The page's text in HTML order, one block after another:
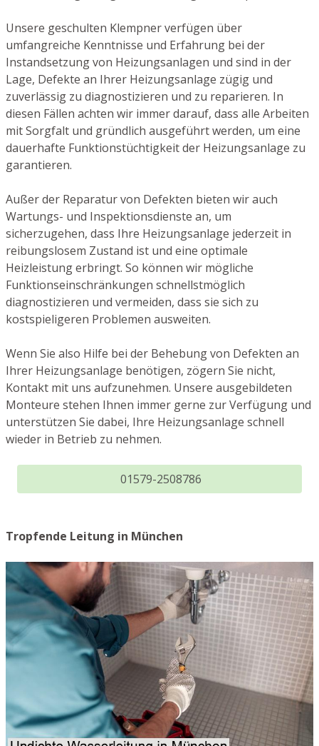
Unsere geschulten Klempner verfügen über
umfangreiche Kenntnisse und Erfahrung bei der
Instandsetzung von Heizungsanlagen und sind in der
Lage, Defekte an Ihrer Heizungsanlage zügig und
zuverlässig zu diagnostizieren und zu reparieren. In
diesen Fällen achten wir immer darauf, dass alle Arbeiten
mit Sorgfalt und gründlich ausgeführt werden, um eine
dauerhafte Funktionstüchtigkeit der Heizungsanlage zu
garantieren.
Außer der Reparatur von Defekten bieten wir auch
Wartungs- und Inspektionsdienste an, um
sicherzugehen, dass Ihre Heizungsanlage jederzeit in
reibungslosem Zustand ist und eine optimale
Heizleistung erbringt. So können wir mögliche
Funktionseinschränkungen schnellstmöglich
diagnostizieren und vermeiden, dass sie sich zu
kostspieligeren Problemen ausweiten.
Wenn Sie also Hilfe bei der Behebung von Defekten an
Ihrer Heizungsanlage benötigen, zögern Sie nicht,
Kontakt mit uns aufzunehmen. Unsere ausgebildeten
Monteure stehen Ihnen immer gerne zur Verfügung und
unterstützen Sie dabei, Ihre Heizungsanlage schnell
wieder in Betrieb zu nehmen.
01579-2508786
Tropfende Leitung in München